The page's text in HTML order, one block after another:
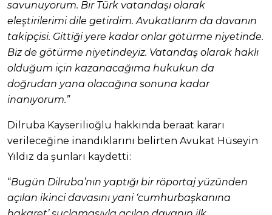
savunuyorum. Bir Türk vatandaşı olarak
eleştirilerimi dile getirdim. Avukatlarım da davanın
takipçisi. Gittiği yere kadar onlar götürme niyetinde.
Biz de götürme niyetindeyiz. Vatandaş olarak haklı
olduğum için kazanacağıma hukukun da
doğrudan yana olacağına sonuna kadar
inanıyorum.”
Dilruba Kayserilioğlu hakkında beraat kararı
verileceğine inandıklarını belirten Avukat Hüseyin
Yıldız da şunları kaydetti:
“Bugün Dilruba’nın yaptığı bir röportaj yüzünden
açılan ikinci davasını yani ‘cumhurbaşkanına